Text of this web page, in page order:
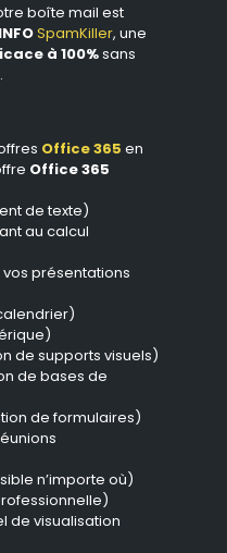
boîte mail est
SpamKiller, une
à 100%sans
Office 365 en
Office 365
de texte)
au calcul
présentations
de supports visuels)
de bases de
de formulaires)
n’importe où)
de visualisation